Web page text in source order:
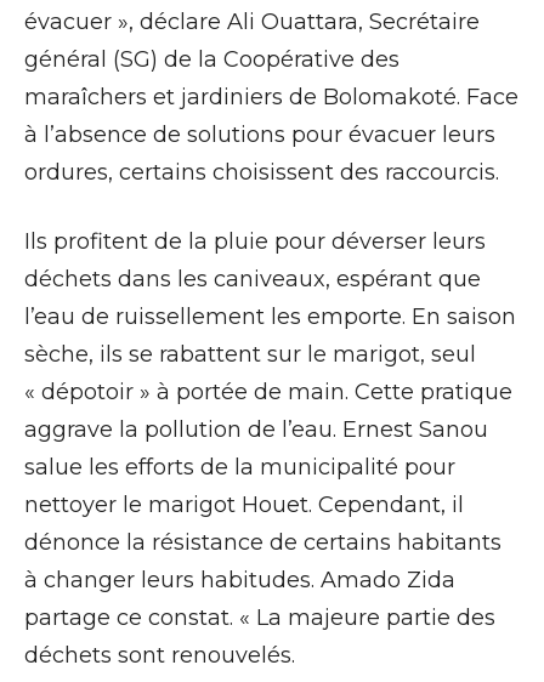
évacuer », déclare Ali Ouattara, Secrétaire
général (SG) de la Coopérative des
maraîchers et jardiniers de Bolomakoté. Face
à l’absence de solutions pour évacuer leurs
ordures, certains choisissent des raccourcis.
Ils profitent de la pluie pour déverser leurs
déchets dans les caniveaux, espérant que
l’eau de ruissellement les emporte. En saison
sèche, ils se rabattent sur le marigot, seul
« dépotoir » à portée de main. Cette pratique
aggrave la pollution de l’eau. Ernest Sanou
salue les efforts de la municipalité pour
nettoyer le marigot Houet. Cependant, il
dénonce la résistance de certains habitants
à changer leurs habitudes. Amado Zida
partage ce constat. « La majeure partie des
déchets sont renouvelés.